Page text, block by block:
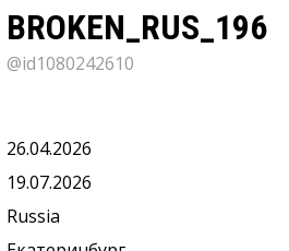
BROKEN_RUS_196
@id1080242610
26.04.2026
19.07.2026
Russia